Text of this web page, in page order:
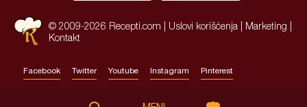
© 2009-2026 Recepti.com | Uslovi korišćenja Marketing
Kontakt
Facebook Twitter Youtube Instagram Pinterest